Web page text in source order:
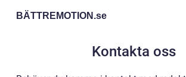
BÄTTREMOTION.se
Kontakta oss